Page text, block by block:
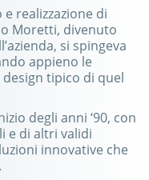
realizzazione di
Moretti, divenuto
si spingeva
appieno le
tipico di quel
degli anni ‘90, con
e di altri validi
innovative che